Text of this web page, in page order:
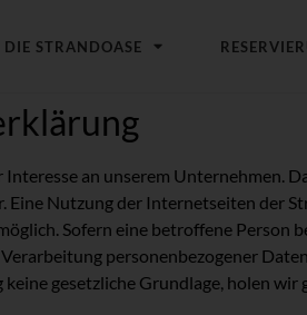
DIE STRANDOASE
an unserem Unternehmen.
Eine Nutzung der Internetseiten der
Sofern eine betroffene Person
personenbezogener
gesetzliche Grundlage, holen